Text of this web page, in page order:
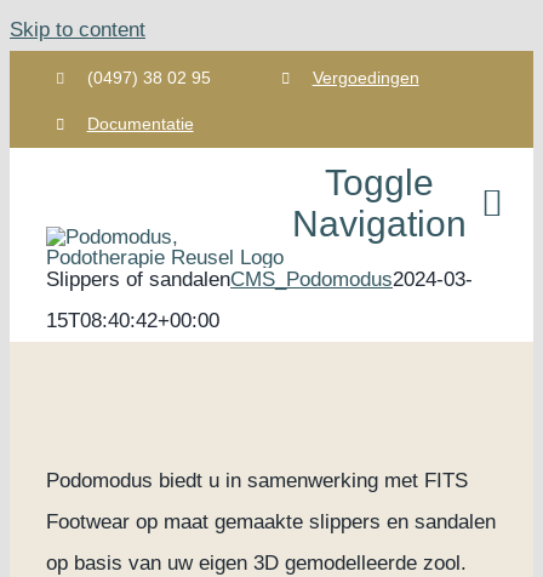
Skip to content
(0497) 38 02 95 Vergoedingen
Documentatie
Toggle
Navigation
Slippers of sandalenCMS_Podomodus2024-03-
15T08:40:42+00:00
Podomodus biedt u in samenwerking met FITS
Footwear op maat gemaakte slippers en sandalen
op basis van uw eigen 3D gemodelleerde zool.